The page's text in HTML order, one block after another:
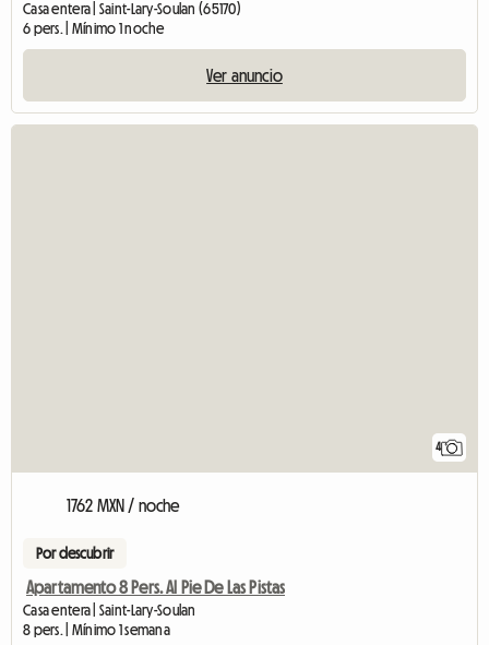
Casa entera | Saint-Lary-Soulan (65170)
6 pers. | Mínimo 1 noche
Ver anuncio
4
1762 MXN / noche
Por descubrir
Apartamento 8 Pers. Al Pie De Las Pistas
Casa entera | Saint-Lary-Soulan
8 pers. | Mínimo 1 semana